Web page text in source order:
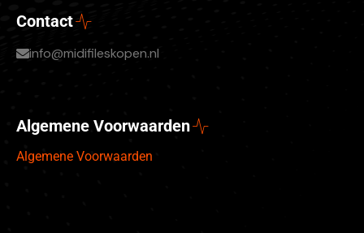
Contact
info@midifileskopen.nl
Algemene Voorwaarden
Algemene Voorwaarden